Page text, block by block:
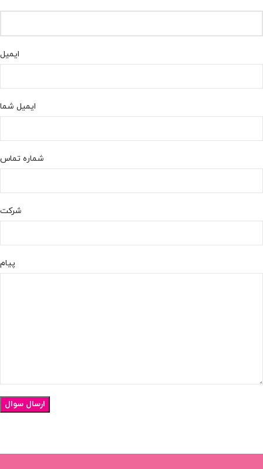
ایمیل
ایمیل شما
شماره تماس
شرکت
پیام